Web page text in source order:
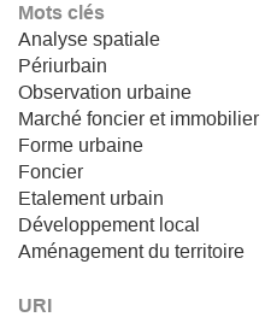
Mots clés
Analyse spatiale
Périurbain
Observation urbaine
Marché foncier et immobilier
Forme urbaine
Foncier
Etalement urbain
Développement local
Aménagement du territoire
URI